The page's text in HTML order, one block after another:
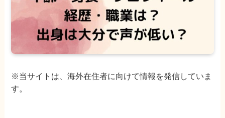
※当サイトは、海外在住者に向けて情報を発信していま
す。